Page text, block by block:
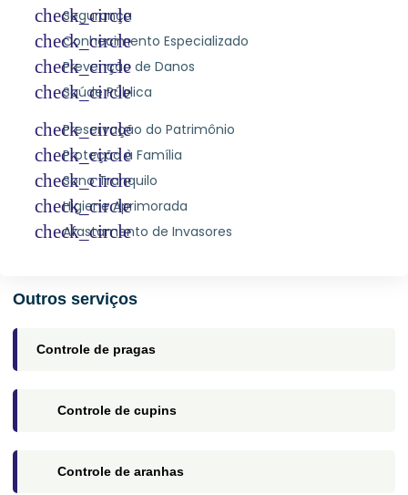
Outros serviços
Controle de pragas
Controle de cupins​
Controle de aranhas​
Segurança
Conhecimento Especializado
Prevenção de Danos
Saúde Pública
Preservação do Patrimônio
Proteção à Família
Sono Tranquilo
Higiene Aprimorada
Afastamento de Invasores